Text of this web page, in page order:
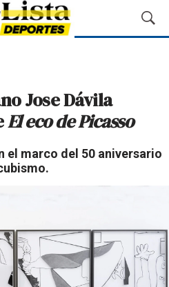
M
o
s
u
a
Jose Dávila
El eco de Picasso
el marco del 50 aniversario